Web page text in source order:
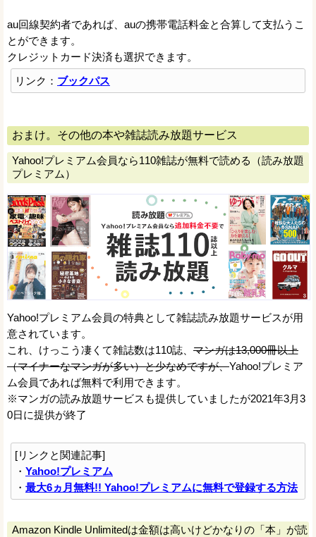
au回線契約者であれば、auの携帯電話料金と合算して支払うこ
とができます。
クレジットカード決済も選択できます。
リンク： ブックパス
おまけ。その他の本や雑誌読み放題サービス
Yahoo!プレミアム会員なら110雑誌が無料で読める（読み放題
プレミアム）
Yahoo!プレミアム会員の特典として雑誌読み放題サービスが用
意されています。
これ、けっこう凄くて雑誌数は110誌、 マンガは13,000冊以上
（マイナーなマンガが多い）と少なめですが、Yahoo!プレミア
ム会員であれば無料で利用できます。
※マンガの読み放題サービスも提供していましたが2021年3月3
0日に提供が終了
[リンクと関連記事]
・ Yahoo!プレミアム
・ 最大6ヵ月無料!! Yahoo!プレミアムに無料で登録する方法
Amazon Kindle Unlimitedは金額は高いけどかなりの「本」が読